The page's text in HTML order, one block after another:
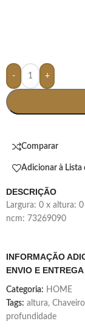
- +
Comparar
Adicionar à Lista
DESCRIÇÃO
largura: 0 x altura:
ncm: 73269090
INFORMAÇÃO
ENVIO E ENTREGA
Categoria: HOME
Tags: altura, Chaveiro
profundidade